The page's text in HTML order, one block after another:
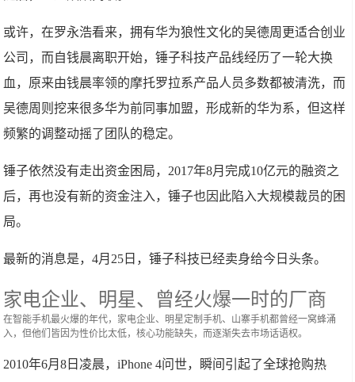
或许，在罗永浩看来，拥有华为狼性文化的吴德周更适合创业
公司，而自钱晨离职开始，锤子科技产品线经历了一轮大换
血，原来由钱晨率领的摩托罗拉系产品人员多数都被清洗，而
吴德周则挖来很多华为前同事加盟，形成新的华为系，但这样
频繁的调整动摇了团队的稳定。
锤子依然没有走出资金困局，2017年8月完成10亿元的融资之
后，再也没有新的资金注入，锤子也因此陷入大规模裁员的困
局。
最新的消息是，4月25日，锤子科技已经卖身给今日头条。
家电企业、明星、曾经火爆一时的厂商
在智能手机最火爆的年代，家电企业、明星定制手机、山寨手机都曾经一窝蜂涌
入，但他们皆因为性价比太低，核心功能缺失，而逐渐失去市场话语权。
2010年6月8日凌晨，iPhone 4问世，瞬间引起了全球抢购热